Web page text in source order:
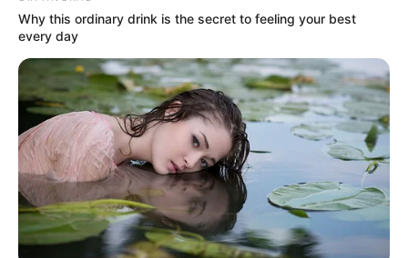
Wasuke Itadori
Takeda (eps 22-23)
Staf (ep 4)
Anak sekolah (ep 23)
Aida (ep 23)
Siswa (ep 1)
Fujinuma (laki-laki) (ep 22)
Tadashi Okazaki (ep 3)
Why this ordinary drink is the secret to feeling your best
every day